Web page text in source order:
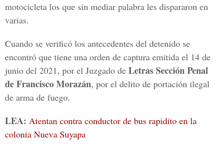
motocicleta los que sin mediar palabra les dispararon en
varias.
Cuando se verificó los antecedentes del detenido se
encontró que tiene una orden de captura emitida el 14 de
junio del 2021, por el Juzgado de Letras Sección Penal
de Francisco Morazán, por el delito de portación ilegal
de arma de fuego.
LEA: Atentan contra conductor de bus rapidito en la
colonia Nueva Suyapa